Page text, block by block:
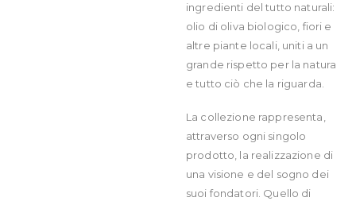
ingredienti del tutto naturali:
olio di oliva biologico, fiori e
altre piante locali, uniti a un
grande rispetto per la natura
e tutto ciò che la riguarda.
La collezione rappresenta,
attraverso ogni singolo
prodotto, la realizzazione di
una visione e del sogno dei
suoi fondatori. Quello di